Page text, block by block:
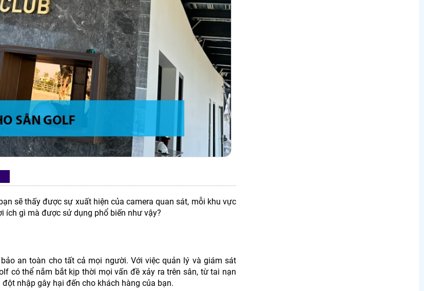
sẽ thấy được sự xuất hiện của camera quan sát, mỗi khu vực
ích gì mà được sử dụng phổ biến như vậy?
an toàn cho tất cả mọi người. Với việc quản lý và giám sát
có thể nắm bắt kịp thời mọi vấn đề xảy ra trên sân, từ tai nạn
nhập gây hại đến cho khách hàng của bạn.